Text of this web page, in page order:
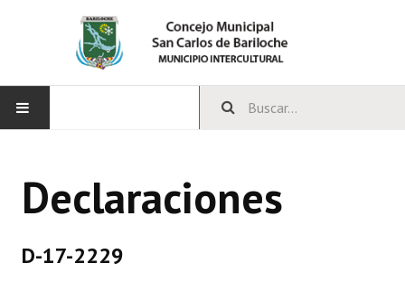
CONCEJO
Declaraciones
D-17-2229